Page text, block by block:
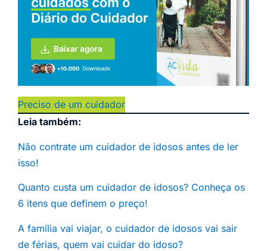
Preciso de um cuidador
Leia também:
Não contrate um cuidador de idosos antes de ler
isso!
Quanto custa um cuidador de idosos? Conheça os
6 itens que definem o preço!
A família vai viajar, o cuidador de idosos vai sair
de férias, quem vai cuidar do idoso?